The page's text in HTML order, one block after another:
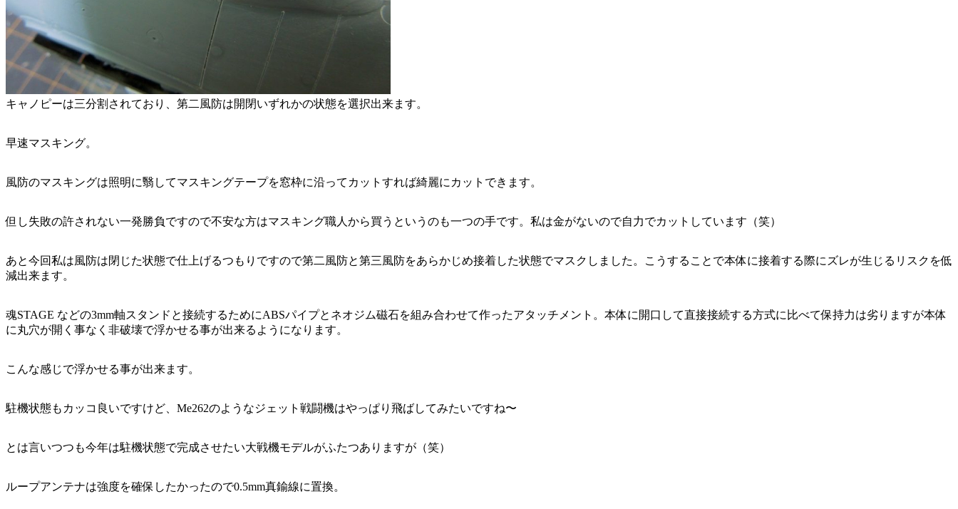
キャノピーは三分割されており、第二風防は開閉いずれかの状態を選択出来ます。
早速マスキング。
風防のマスキングは照明に翳してマスキングテープを窓枠に沿ってカットすれば綺麗にカットできます。
但し失敗の許されない一発勝負ですので不安な方はマスキング職人から買うというのも一つの手です。私は金がないので自力でカットしています（笑）
あと今回私は風防は閉じた状態で仕上げるつもりですので第二風防と第三風防をあらかじめ接着した状態でマスクしました。こうすることで本体に接着する際にズレが生じるリスクを低
減出来ます。
魂STAGE などの3mm軸スタンドと接続するためにABSパイプとネオジム磁石を組み合わせて作ったアタッチメント。本体に開口して直接接続する方式に比べて保持力は劣りますが本体
に丸穴が開く事なく非破壊で浮かせる事が出来るようになります。
こんな感じで浮かせる事が出来ます。
駐機状態もカッコ良いですけど、Me262のようなジェット戦闘機はやっぱり飛ばしてみたいですね〜
とは言いつつも今年は駐機状態で完成させたい大戦機モデルがふたつありますが（笑）
ループアンテナは強度を確保したかったので0.5mm真鍮線に置換。